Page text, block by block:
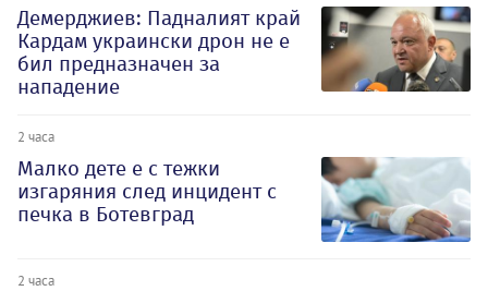
Демерджиев: Падналият край
Кардам украински дрон не е
бил предназначен за
нападение
2 часа
Малко дете е с тежки
изгаряния след инцидент с
печка в Ботевград
2 часа